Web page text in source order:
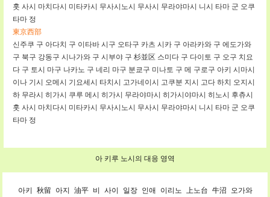
훗 사시 마치다시 미타카시 무사시노시 무사시 무라야마시 니시 타마 군 오쿠
타마 정
東京西部
신주쿠 구 아다치 구 이타바 시구 오타구 카츠 시카 구 아라카와 구 에도가와
구 북구 강동구 시나가와 구 시부야 구 杉並区 스미다 구 다이토 구 오구 치요
다 구 토시 마구 나카노 구 네리 마구 분쿄구 미나토 구 메 구로구 아키 시마시
이나 기시 오메시 기요세시 타치시 고가네이시 고쿠분 지시 고다 하치 오지시
하 무라시 히가시 쿠루 메시 히가시 무라야마시 히가시야마시 히노시 후츄시
훗 사시 마치다시 미타카시 무사시노시 무사시 무라야마시 니시 타마 군 오쿠
타마 정
아 키루 노시의 대응 영역
아키 秋留 아지 油平 비 사이 일장 인애 이리노 上노台 牛沼
오가와